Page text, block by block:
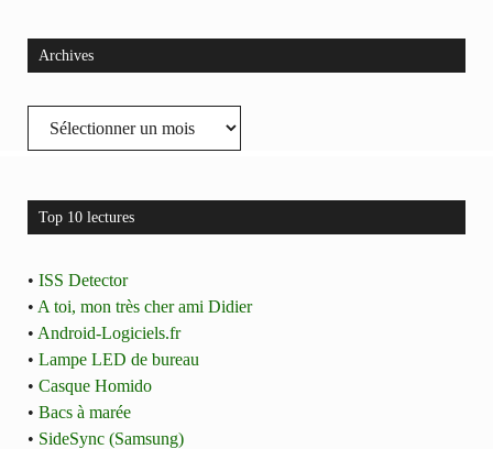
Archives
Archives
Top 10 lectures
• ISS Detector
• A toi, mon très cher ami Didier
• Android-Logiciels.fr
• Lampe LED de bureau
• Casque Homido
• Bacs à marée
• SideSync (Samsung)